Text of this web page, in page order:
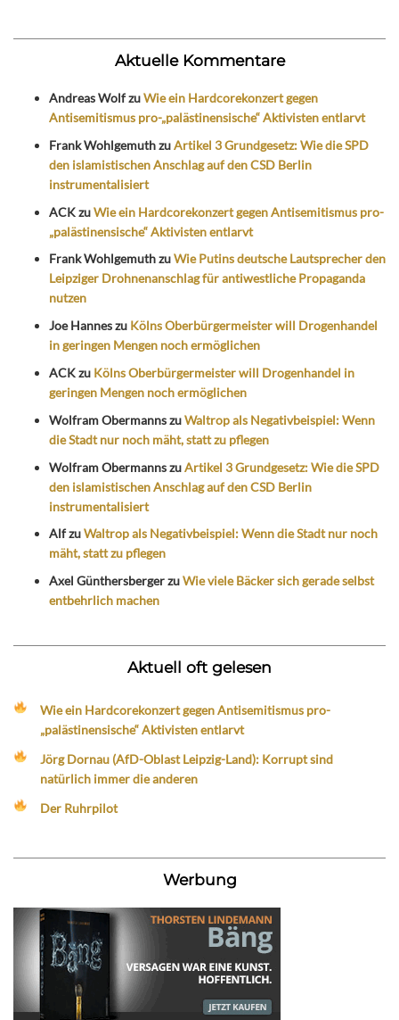
Aktuelle Kommentare
Andreas WolfzuWie ein Hardcorekonzert gegen
Antisemitismus pro-„palästinensische“ Aktivisten entlarvt
Frank WohlgemuthzuArtikel 3 Grundgesetz: Wie die SPD
den islamistischen Anschlag auf den CSD Berlin
instrumentalisiert
ACKzuWie ein Hardcorekonzert gegen Antisemitismus pro-
„palästinensische“ Aktivisten entlarvt
Frank WohlgemuthzuWie Putins deutsche Lautsprecher den
Leipziger Drohnenanschlag für antiwestliche Propaganda
nutzen
Joe Hanneszu Kölns Oberbürgermeister will Drogenhandel
in geringen Mengen noch ermöglichen
ACKzu Kölns Oberbürgermeister will Drogenhandel in
geringen Mengen noch ermöglichen
Wolfram ObermannszuWaltrop als Negativbeispiel: Wenn
die Stadt nur noch mäht, statt zu pflegen
Wolfram ObermannszuArtikel 3 Grundgesetz: Wie die SPD
den islamistischen Anschlag auf den CSD Berlin
instrumentalisiert
AlfzuWaltrop als Negativbeispiel: Wenn die Stadt nur noch
mäht, statt zu pflegen
Axel GünthersbergerzuWie viele Bäcker sich gerade selbst
entbehrlich machen
Aktuell oft gelesen
Wie ein Hardcorekonzert gegen Antisemitismus pro-
„palästinensische“ Aktivisten entlarvt
Jörg Dornau (AfD-Oblast Leipzig-Land): Korrupt sind
natürlich immer die anderen
Der Ruhrpilot
Werbung